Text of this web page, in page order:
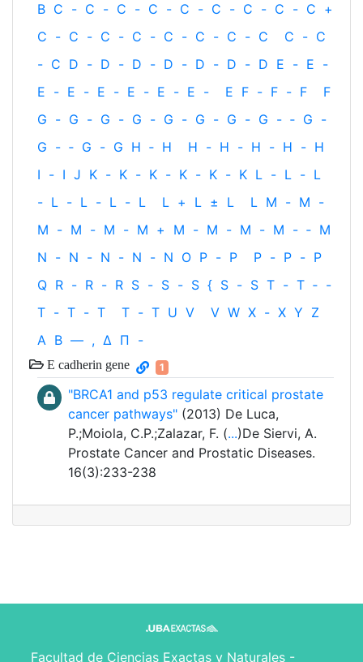
B C - C - C - C - C - C - C - C - C +
C - C - C - C - C - C - C - C C - C
- C D - D - D - D - D - D - D E - E -
E - E - E - E - E - E - E F - F - F
F
G - G - G - G - G - G - G - G - ‐ G -
G - ‐ G - G H ‐ H H - H - H - H - H
I - I J K - K - K - K - K - K L - L - L
- L - L - L - L L + L ± L L M - M -
M - M - M - M + M - M - M - M - ‐ M
N - N - N - N - N O P - P P - P - P
Q R - R - R S - S - S { S - S T - T ‐ -
T - T - T T - T U V V W X - X Y Z
Α Β — , Δ Π -
E cadherin gene 1
"BRCA1 and p53 regulate critical prostate
cancer pathways" (2013) De Luca,
P.;Moiola, C.P.;Zalazar, F. (...)De Siervi, A.
Prostate Cancer and Prostatic Diseases.
16(3):233-238
Facultad de Ciencias Exactas y Naturales -